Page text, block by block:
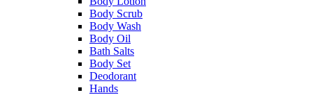
Body Scrub
Body Wash
Body Oil
Bath Salts
Body Set
Deodorant
Hands